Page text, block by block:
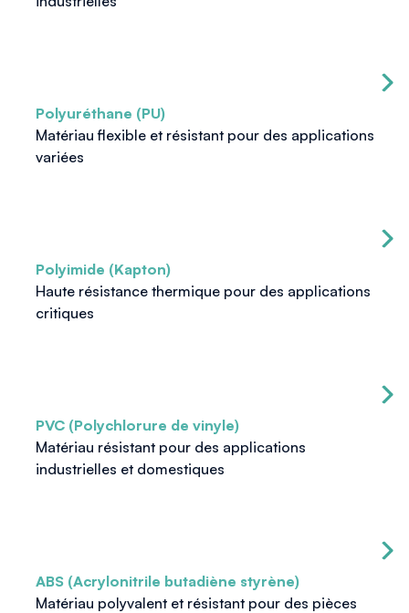
Polyuréthane (PU)
Matériau flexible et résistant pour des applications
variées
Polyimide (Kapton)
Haute résistance thermique pour des applications
critiques
PVC (Polychlorure de vinyle)
Matériau résistant pour des applications
industrielles et domestiques
ABS (Acrylonitrile butadiène styrène)
Matériau polyvalent et résistant pour des pièces